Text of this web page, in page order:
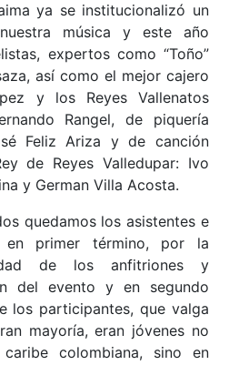
ya se institucionalizó un
música y este año
expertos como “Toño”
así como el mejor cajero
y los Reyes Vallenatos
Rangel, de piquería
Feliz Ariza y de canción
de Reyes Valledupar: Ivo
y German Villa Acosta.
quedamos los asistentes e
en primer término, por la
de los anfitriones y
del evento y en segundo
los participantes, que valga
mayoría, eran jóvenes no
colombiana, sino en